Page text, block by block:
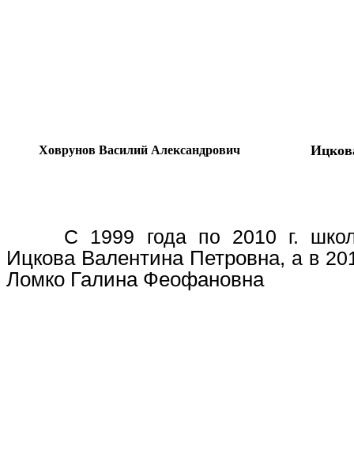
Ховрунов Василий Александрович
С 1999 года по 2010 г.
Ицкова Валентина Петровна, а в
Ломко Галина Феофановна